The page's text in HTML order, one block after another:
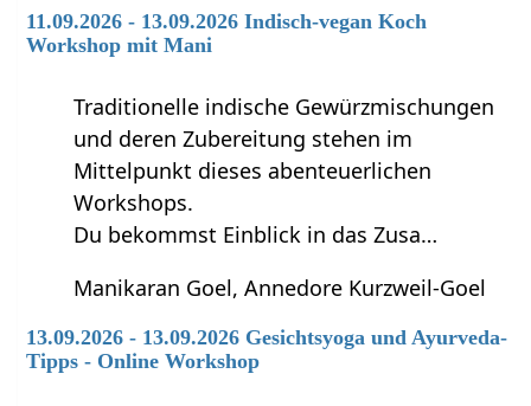
11.09.2026 - 13.09.2026 Indisch-vegan Koch
Workshop mit Mani
Traditionelle indische Gewürzmischungen
und deren Zubereitung stehen im
Mittelpunkt dieses abenteuerlichen
Workshops.
Du bekommst Einblick in das Zusa…
Manikaran Goel, Annedore Kurzweil-Goel
13.09.2026 - 13.09.2026 Gesichtsyoga und Ayurveda-
Tipps - Online Workshop